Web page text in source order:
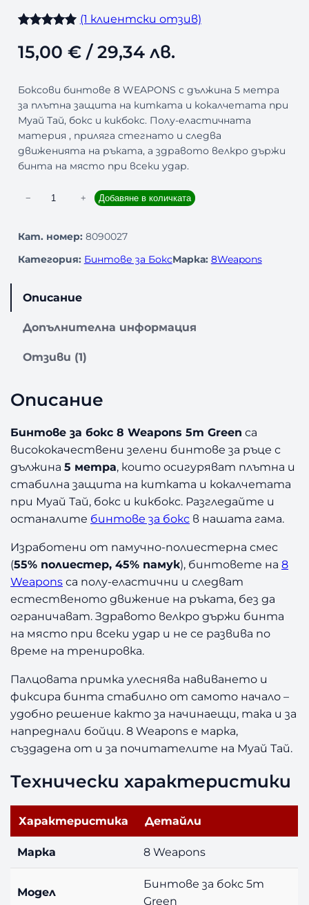
5.00от 5,
потребителс
ки оценки
(1 клиентски отзив)
15,00 €/ 29,34 лв.
Боксови бинтове 8 WEAPONS с дължина 5 метра
за плътна защита на китката и кокалчетата при
Муай Тай, бокс и кикбокс. Полу-еластичната
материя , приляга стегнато и следва
движенията на ръката, а здравото велкро държи
бинта на място при всеки удар.
ч
т
о
и
т
е
з
а
Б
к
с
8
W
p
o
s
5
m
G
r
e
− + Добавяне в количката
Кат. номер: 8090027
Категория: Бинтове за БоксМарка: 8Weapons
Описание
Допълнителна информация
Отзиви (1)
Описание
Бинтове за бокс 8 Weapons 5m Green са
висококачествени зелени бинтове за ръце с
дължина5 метра, които осигуряват плътна и
стабилна защита на китката и кокалчетата
при Муай Тай, бокс и кикбокс. Разгледайте и
останалите бинтове за бокс в нашата гама.
Изработени от памучно-полиестерна смес
(55% полиестер, 45% памук), бинтовете на8
Weapons са полу-еластични и следват
естественото движение на ръката, без да
ограничават. Здравото велкро държи бинта
на място при всеки удар и не се развива по
време на тренировка.
Палцовата примка улеснява навиването и
фиксира бинта стабилно от самото начало –
удобно решение както за начинаещи, така и за
напреднали бойци. 8 Weapons е марка,
създадена от и за почитателите на Муай Тай.
Технически характеристики
Характеристика Детайли
Марка 8 Weapons
Модел
Бинтове за бокс 5m
Green